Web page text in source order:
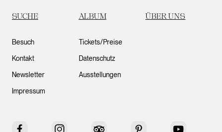
SUCHE ALBUM ÜBER UNS
Besuch
Kontakt
Newsletter
Impressum
Tickets/Preise
Datenschutz
Ausstellungen